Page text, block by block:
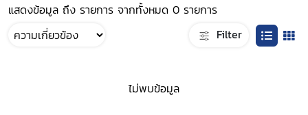
แสดงข้อมูล ถึง รายการ จากทั้งหมด 0 รายการ
Filter
ไม่พบข้อมูล